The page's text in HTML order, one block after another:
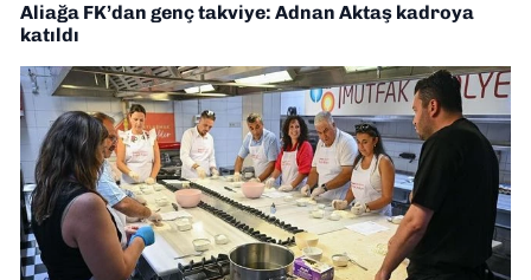
Aliağa FK’dan genç takviye: Adnan Aktaş kadroya
katıldı